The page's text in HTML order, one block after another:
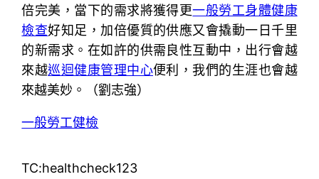
倍完美，當下的需求將獲得更一般勞工身體健康
檢查好知足，加倍優質的供應又會撬動一日千里
的新需求。在如許的供需良性互動中，出行會越
來越巡迴健康管理中心便利，我們的生涯也會越
來越美妙。（劉志強）
一般勞工健檢
TC:healthcheck123